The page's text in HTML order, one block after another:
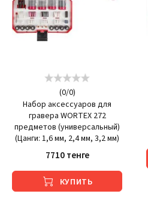
(0/0)
Набор аксессуаров для
гравера WORTEX 272
предметов (универсальный)
(Цанги: 1,6 мм, 2,4 мм, 3,2 мм)
7710 тенге
КУПИТЬ